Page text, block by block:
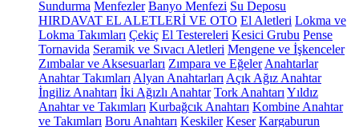
Sundurma Menfezler Banyo Menfezi Su Deposu
HIRDAVAT EL ALETLERİ VE OTO El Aletleri Lokma ve
Lokma Takımları Çekiç El Testereleri Kesici Grubu Pense
Tornavida Seramik ve Sıvacı Aletleri Mengene ve İşkenceler
Zımbalar ve Aksesuarları Zımpara ve Eğeler Anahtarlar
Anahtar Takımları Alyan Anahtarları Açık Ağız Anahtar
İngiliz Anahtarı İki Ağızlı Anahtar Tork Anahtarı Yıldız
Anahtar ve Takımları Kurbağcık Anahtarı Kombine Anahtar
ve Takımları Boru Anahtarı Keskiler Keser Kargaburun